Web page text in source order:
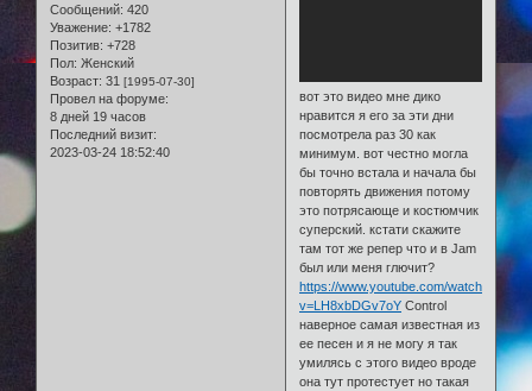
Сообщений: 420
Уважение: +1782
Позитив: +728
Пол: Женский
Возраст: 31 [1995-07-30]
Провел на форуме:
8 дней 19 часов
Последний визит:
2023-03-24 18:52:40
вот это видео мне дико
нравится я его за эти дни
посмотрела раз 30 как
минимум. вот честно могла
бы точно встала и начала бы
повторять движения потому
это потрясающе и костюмчик
суперский. кстати скажите
там тот же репер что и в Jam
был или меня глючит?
https://www.youtube.com/watch?
v=LH8xbDGv7oY Control
наверное самая известная из
ее песен и я не могу я так
умилясь с этого видео вроде
она тут протестует но такая